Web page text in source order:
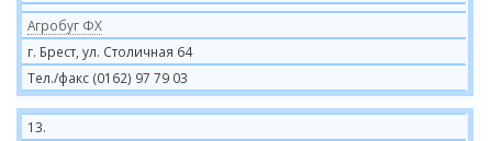
Агробуг ФХ
г. Брест, ул. Столичная 64
Тел./факс (0162) 97 79 03
13.